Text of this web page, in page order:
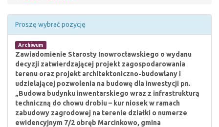
Proszę wybrać pozycję
Archiwum
Zawiadomienie Starosty Inowrocławskiego o wydanu
decyzji zatwierdzającej projekt zagospodarowania
terenu oraz projekt architektoniczno-budowlany i
udzielającej pozwolenia na budowę dla inwestycji pn.
„Budowa budynku inwentarskiego wraz z infrastrukturą
techniczną do chowu drobiu – kur niosek w ramach
zabudowy zagrodowej na terenie działki o numerze
ewidencyjnym 7/2 obręb Marcinkowo, gmina